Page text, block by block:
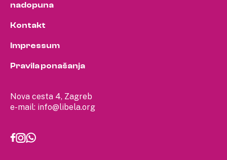
Nova cesta 4, Zagreb
e-mail: info@libela.org
nadopuna
Kontakt
Impressum
Pravila ponašanja